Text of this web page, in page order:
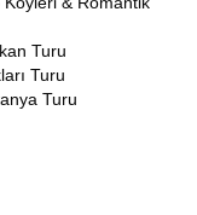
Turu
Turu
Turu